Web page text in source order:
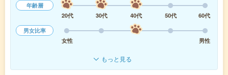
年齢層
20代
30代 40代 50代
60代
男女比率
女性
男性
もっと見る